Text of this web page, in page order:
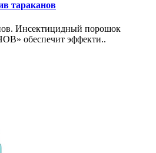
тараканов
Инсектицидный порошок
обеспечит эффекти..